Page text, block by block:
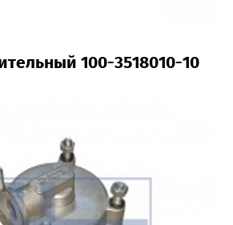
100-3518010-10